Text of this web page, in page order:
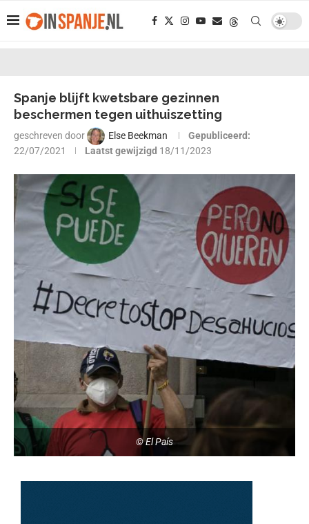
Spanje blijft kwetsbare gezinnen
beschermen tegen uithuiszetting
geschreven door Else Beekman
Gepubliceerd:
22/07/2021
Laatst gewijzigd 18/11/2023
© El País